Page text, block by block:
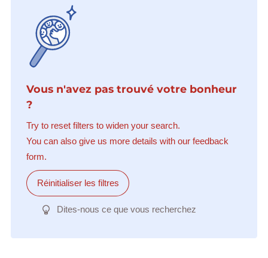
Vous n'avez pas trouvé votre bonheur
?
Try to reset filters to widen your search.
You can also give us more details with our feedback
form.
Réinitialiser les filtres
Dites-nous ce que vous recherchez